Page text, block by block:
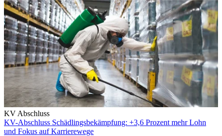
KV Abschluss
KV-Abschluss Schädlingsbekämpfung: +3,6 Prozent mehr Lohn
und Fokus auf Karrierewege